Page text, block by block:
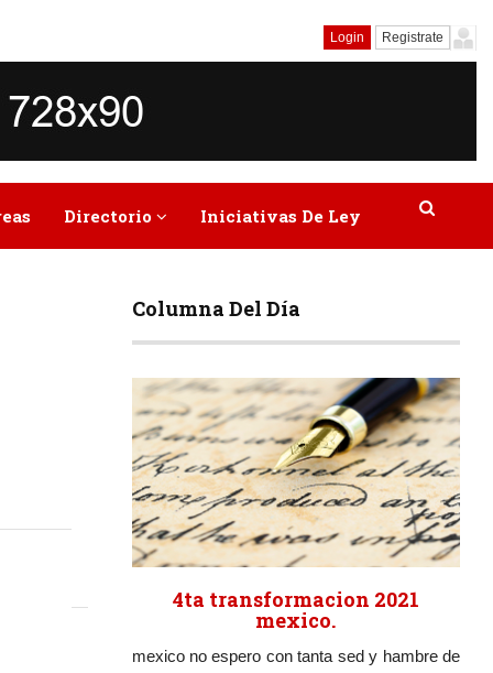
Login Registrate
Directorio Iniciativas De Ley
Columna Del Día
4ta transformacion 2021
mexico.
mexico no espero con tanta sed y hambre de